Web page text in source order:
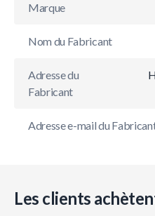
Marque
Nom du Fabricant
Adresse du
Fabricant
Adresse e-mail du
Les clients